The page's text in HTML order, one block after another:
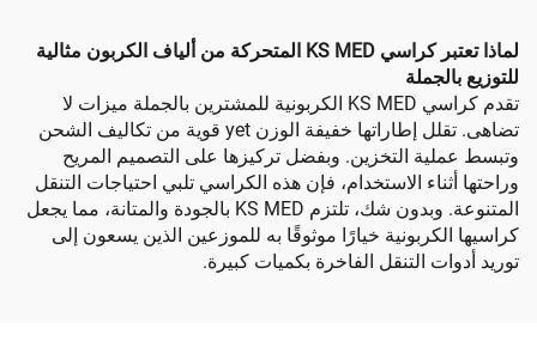
لماذا تعتبر كراسي KS MED المتحركة من ألياف الكربون مثالية
تقدم كراسي KS MED الكربونية للمشترين بالجملة ميزات لا
تضاهى. تقلل إطاراتها خفيفة الوزن yet قوية من تكاليف الشحن
التخزين. وبفضل تركيزها على التصميم المريح
الاستخدام، فإن هذه الكراسي تلبي احتياجات التنقل
المتنوعة. وبدون شك، تلتزم KS MED بالجودة والمتانة، مما يجعل
خيارًا موثوقًا به للموزعين الذين يسعون إلى
التنقل الفاخرة بكميات كبيرة.